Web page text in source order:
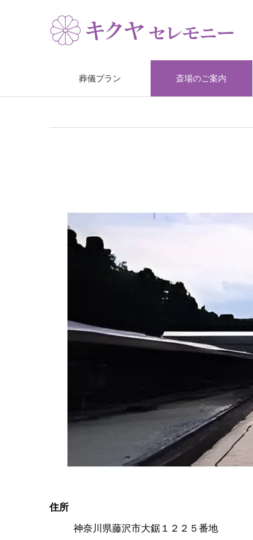
葬儀プラン 斎場のご案内
住所
神奈川県藤沢市大鋸１２２５番地